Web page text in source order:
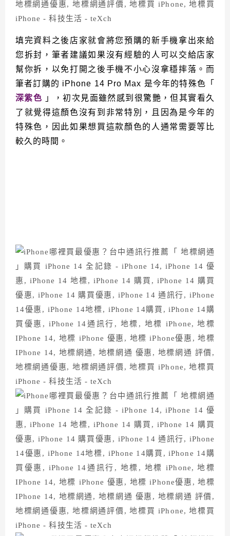
填完資料之後店家就會將您預購的新手機拿出來給
您拆封，筆者建議如果沒有經驗的人可以交給店家
幫你拆，以免打開之後手機不小心沒拿穩摔落。而
筆者訂購的 iPhone 14 Pro Max 是今年的特殊色「
深紫色 」，初次見面雖然感到很驚艷，但其實看久
了就覺得這顏色沒有到非常特別，且因為是今年的
特殊色，因此如果想買這款顏色的人通常需要等比
較久的時間。